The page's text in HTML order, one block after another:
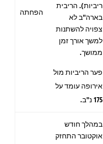
ריביות). הריבית
בארה"ב לא
צפויה להשתנות
למשך אורך זמן
ממושך.
פער הריביות מול
אירופה עומד על
175 נ"ב.
הפחתה
במהלך חודש
אוקטובר התחזק